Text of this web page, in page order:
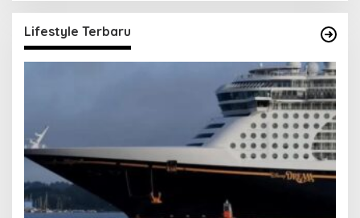
Lifestyle Terbaru